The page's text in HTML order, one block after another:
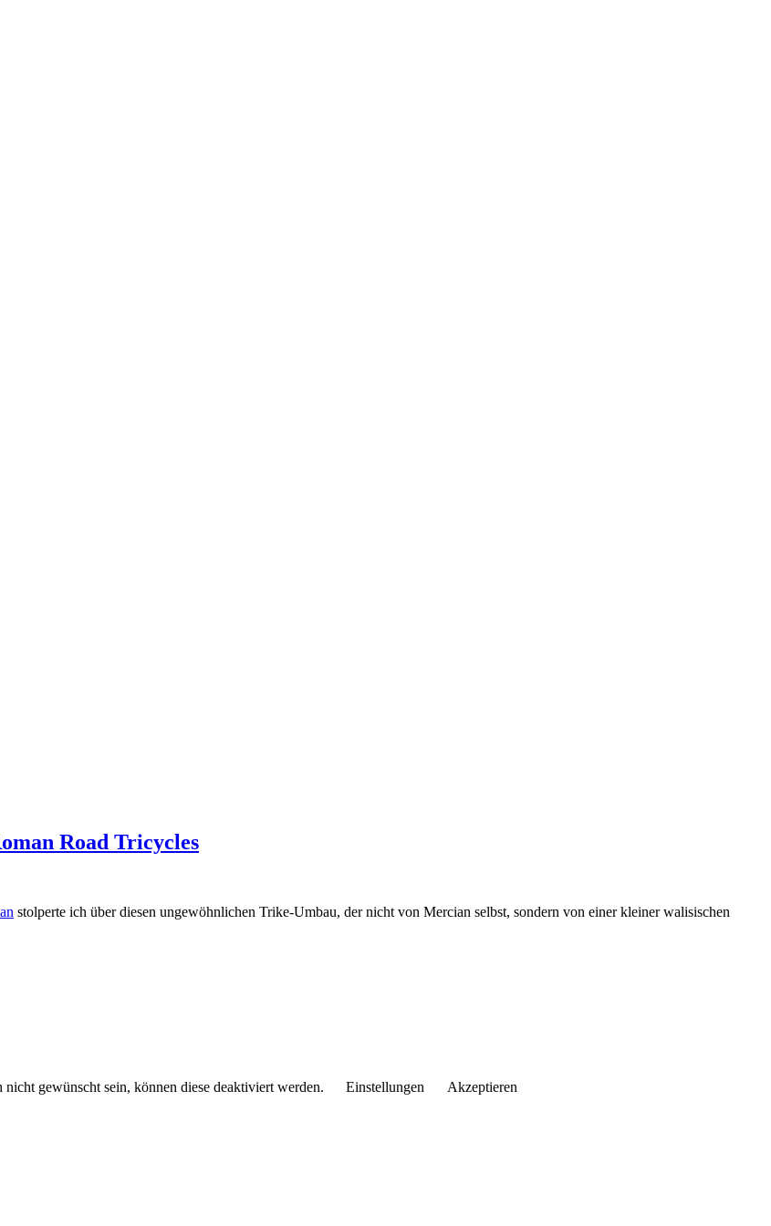
Road Tricycles
stolperte ich über diesen ungewöhnlichen Trike-Umbau, der nicht von Mercian selbst, sondern von einer kleiner walisischen
gewünscht sein, können diese deaktiviert werden.
Einstellungen
Akzeptieren